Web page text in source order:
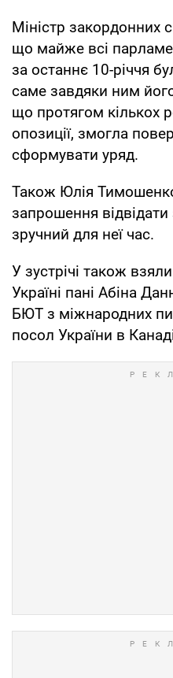
Міністр закордонних
що майже всі
за останнє 10-річчя
саме завдяки ним
що протягом кількох
опозиції, змогла
сформувати уряд.
Також Юлія
запрошення
зручний для неї час.
У зустрічі також
Україні пані Абіна
БЮТ з міжнародних
посол України в